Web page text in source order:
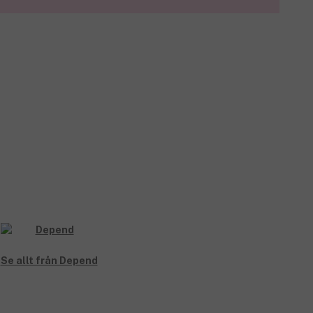
Se allt från Depend